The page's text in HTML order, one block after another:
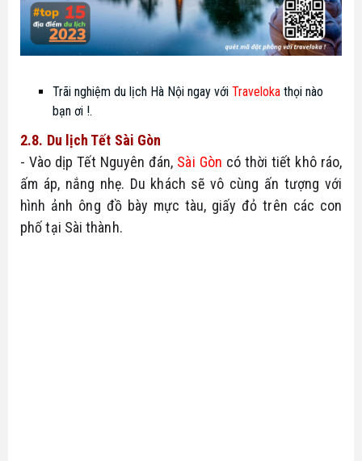
Trãi nghiệm du lịch Hà Nội ngay với Traveloka thọi nào
bạn ơi !.
2.8. Du lịch Tết Sài Gòn
- Vào dịp Tết Nguyên đán, Sài Gòn có thời tiết khô ráo,
ấm áp, nắng nhẹ. Du khách sẽ vô cùng ấn tượng với
hình ảnh ông đồ bày mực tàu, giấy đỏ trên các con
phố tại Sài thành.